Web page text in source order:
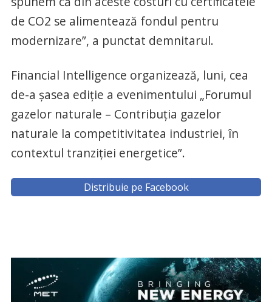
de CO2 se alimentează fondul pentru
modernizare”, a punctat demnitarul.
Financial Intelligence organizează, luni, cea
de-a şasea ediţie a evenimentului „Forumul
gazelor naturale – Contribuţia gazelor
naturale la competitivitatea industriei, în
contextul tranziţiei energetice”.
Distribuie pe Facebook